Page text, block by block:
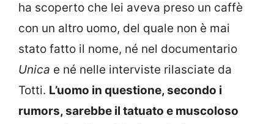
ha scoperto che lei aveva preso un caffè
con un altro uomo, del quale non è mai
stato fatto il nome, né nel documentario
Unica e né nelle interviste rilasciate da
Totti. L’uomo in questione, secondo i
rumors, sarebbe il tatuato e muscoloso